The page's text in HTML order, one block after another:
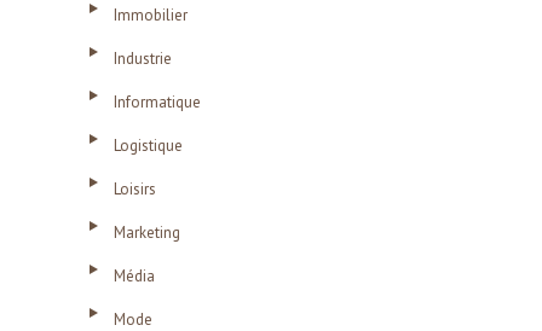
Immobilier
Industrie
Informatique
Logistique
Loisirs
Marketing
Média
Mode